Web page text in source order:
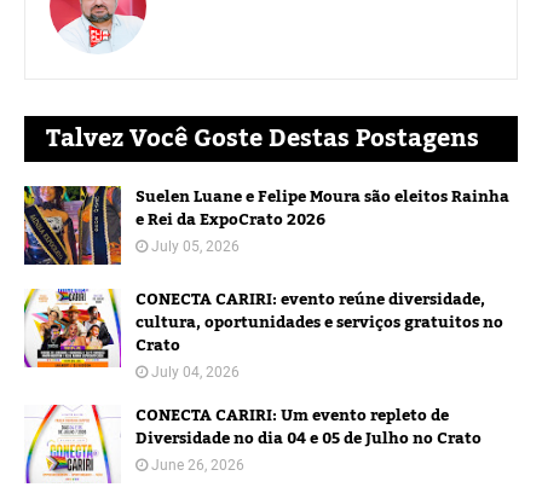
Talvez Você Goste Destas Postagens
Suelen Luane e Felipe Moura são eleitos Rainha
e Rei da ExpoCrato 2026
July 05, 2026
CONECTA CARIRI: evento reúne diversidade,
cultura, oportunidades e serviços gratuitos no
Crato
July 04, 2026
CONECTA CARIRI: Um evento repleto de
Diversidade no dia 04 e 05 de Julho no Crato
June 26, 2026